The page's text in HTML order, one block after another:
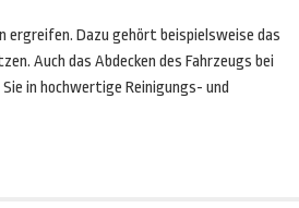
ergreifen. Dazu gehört beispielsweise das
Auch das Abdecken des Fahrzeugs bei
in hochwertige Reinigungs- und